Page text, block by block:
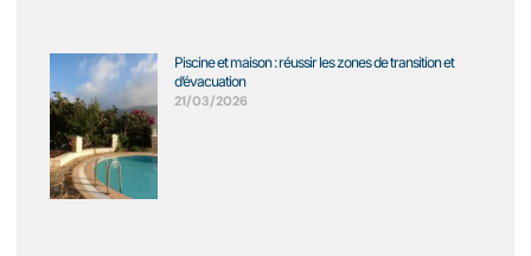
Piscine et maison : réussir les zones de transition et
d’évacuation
21/03/2026